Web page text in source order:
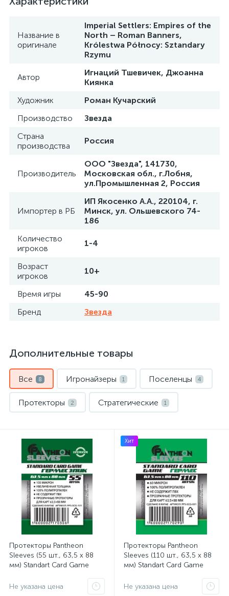
Название в
оригинале
Imperial Settlers: Empires of the
North – Roman Banners,
Królestwa Północy: Sztandary
Rzymu
Автор
Игнаций Тшевичек, Джоанна
Киянка
Художник
Роман Кучарский
Производство
Звезда
Страна
производства
Россия
Производитель
ООО "Звезда", 141730,
Московская обл., г.Лобня,
ул.Промышленная 2, Россия
Импортер в РБ
ИП Якосенко А.А., 220104, г.
Минск, ул. Ольшевского 74-
186
Количество
игроков
1-4
Возраст
игроков
10+
Время игры
45-90
Бренд
Звезда
Дополнительные товары
Все 8 Игронайзеры 1 Поселенцы 4
Протекторы 2 Стратегические 1
Протекторы Pantheon
Sleeves (55 шт., 63,5 x 88
мм) Standart Card Game
Не указана цена
Хит
Протекторы Pantheon
Sleeves (110 шт., 63,5 x 88
мм) Standart Card Game
Не указана цена